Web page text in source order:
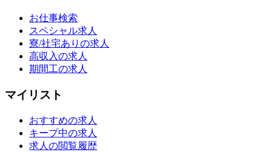
お仕事検索
スペシャル求人
寮/社宅ありの求人
高収入の求人
期間工の求人
マイリスト
おすすめの求人
キープ中の求人
求人の閲覧履歴